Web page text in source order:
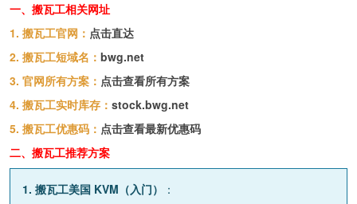
一、搬瓦工相关网址
1. 搬瓦工官网： 点击直达
2. 搬瓦工短域名： bwg.net
3. 官网所有方案： 点击查看所有方案
4. 搬瓦工实时库存： stock.bwg.net
5. 搬瓦工优惠码： 点击查看最新优惠码
二、搬瓦工推荐方案
1. 搬瓦工美国 KVM（入门） ：